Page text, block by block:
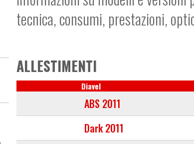
tecnica, consumi, prestazioni,
ALLESTIMENTI
Diavel
ABS 2011
Dark 2011